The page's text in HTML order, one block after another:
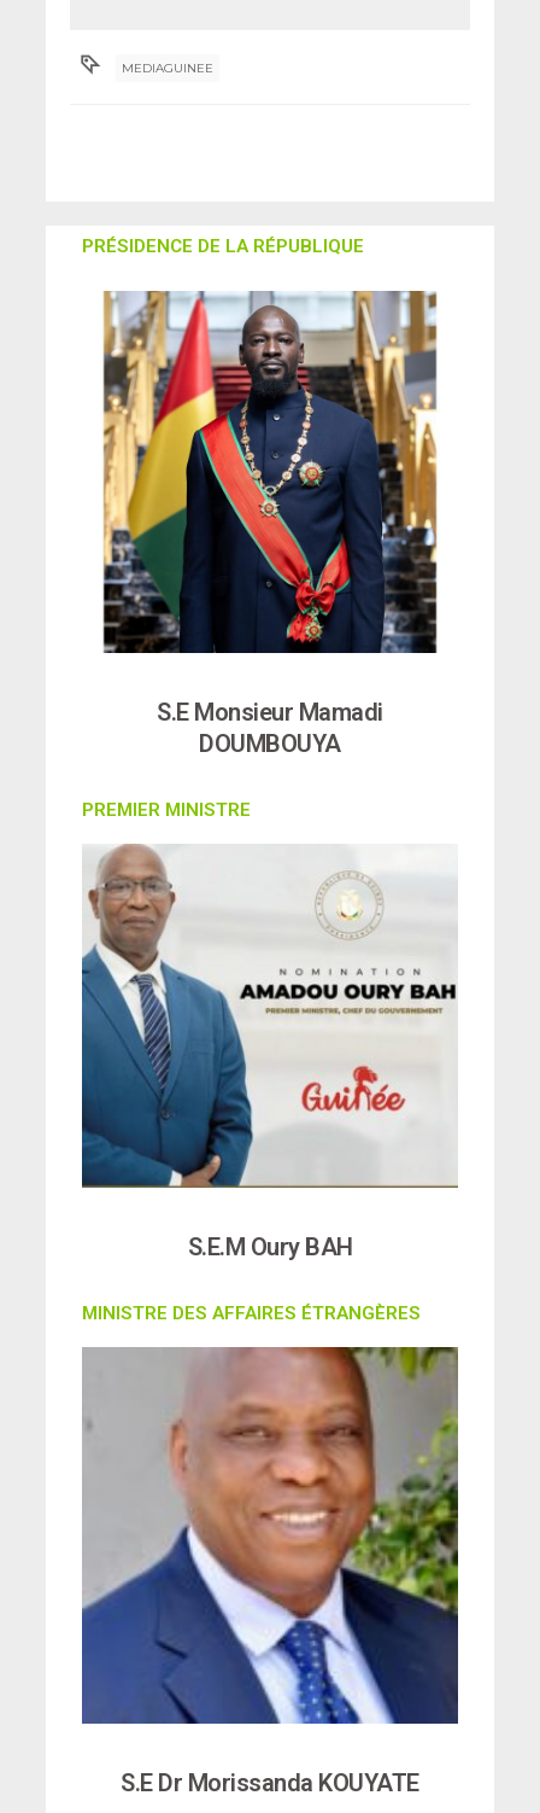
MEDIAGUINEE
PRÉSIDENCE DE LA RÉPUBLIQUE
S.E Monsieur Mamadi
DOUMBOUYA
PREMIER MINISTRE
S.E.M Oury BAH
MINISTRE DES AFFAIRES ÉTRANGÈRES
S.E Dr Morissanda KOUYATE